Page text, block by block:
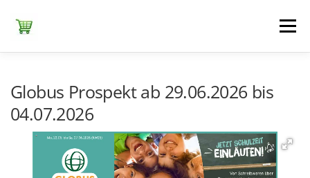
Inhalt
springen
Menü
LIDL NETTO DISCOUNT NORMA REWE
Globus Prospekt ab 29.06.2026 bis
04.07.2026